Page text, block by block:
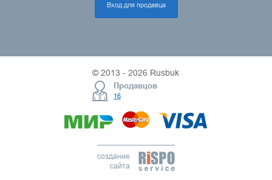
Вход для продавца
© 2013 - 2026 Rusbuk
Продавцов
16
создание
сайта